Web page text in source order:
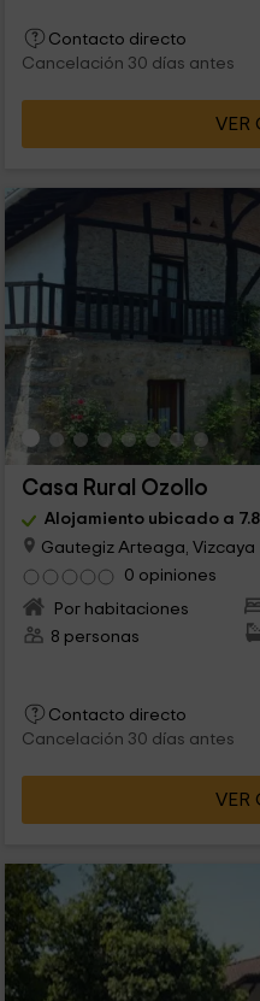
Contacto directo
Cancelación 30 días antes
VER
Casa Rural Ozollo
Alojamiento ubicado a
Gautegiz Arteaga, Vizcaya
0 opiniones
Por habitaciones
8 personas
Contacto directo
Cancelación 30 días antes
VER